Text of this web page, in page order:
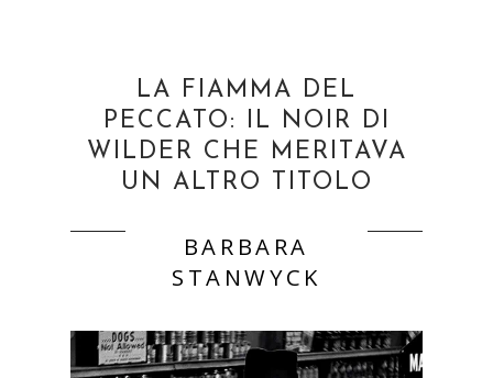
LA FIAMMA DEL
PECCATO: IL NOIR DI
WILDER CHE MERITAVA
UN ALTRO TITOLO
BARBARA
STANWYCK